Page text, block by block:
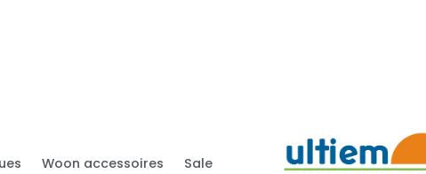
Woon accessoires Sale